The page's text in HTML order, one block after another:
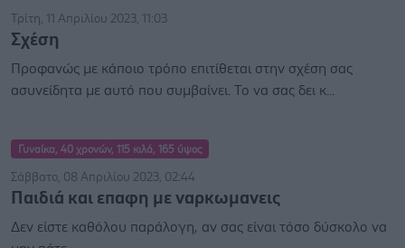
Τρίτη, 11 Απριλίου 2023, 11:03
Σχέση
Προφανώς με κάποιο τρόπο επιτίθεται στην σχέση σας
ασυνείδητα με αυτό που συμβαίνει. Το να σας δει κ...
Γυναίκα, 40 χρονών, 115 κιλά, 165 ύψος
Σάββατο, 08 Απριλίου 2023, 02:44
Παιδιά και επαφη με ναρκωμανεις
Δεν είστε καθόλου παράλογη, αν σας είναι τόσο δύσκολο να